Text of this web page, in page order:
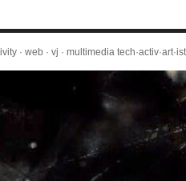
· web · vj · multimedia tech·activ·art·ist